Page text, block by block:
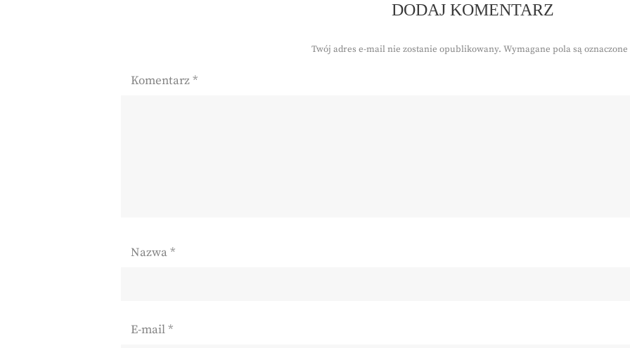
DODAJ KOMENTARZ
Twój adres e-mail nie zostanie opublikowany. Wymagane pola są oznaczone
Komentarz*
Nazwa*
E-mail*